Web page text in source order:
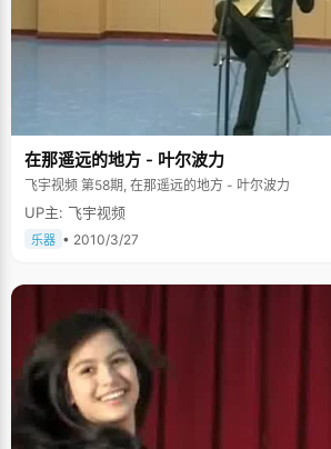
在那遥远的地方 - 叶尔波力
飞宇视频 第58期, 在那遥远的地方 - 叶尔波力
UP主: 飞宇视频
乐器 • 2010/3/27